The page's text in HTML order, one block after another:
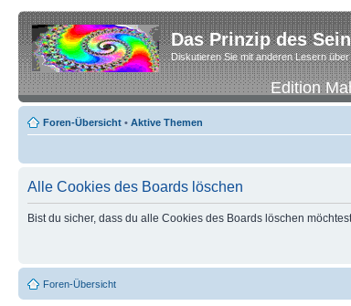
Das Prinzip des
Diskutieren Sie mit anderen Lesern
Edition
Foren-Übersicht • Aktive Themen
Alle Cookies des Boards löschen
Bist du sicher, dass du alle Cookies des Boards löschen
Foren-Übersicht